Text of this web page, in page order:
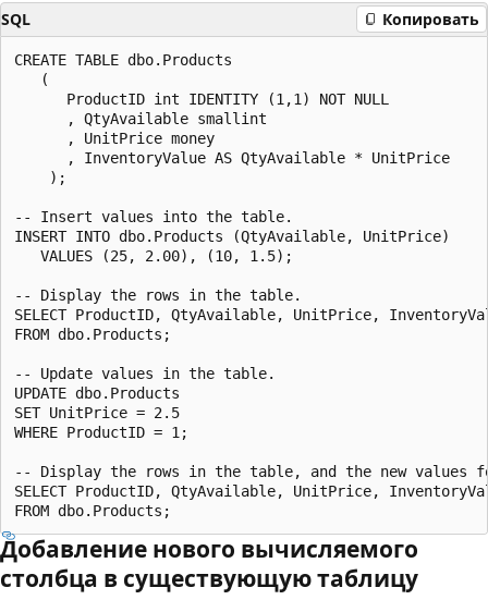
SQL Копировать
CREATE TABLE dbo.Products
   (
      ProductID int IDENTITY (1,1) NOT NULL
      , QtyAvailable smallint
      , UnitPrice money
      , InventoryValue AS QtyAvailable * UnitPrice
    );
-- Insert values into the table.
INSERT INTO dbo.Products (QtyAvailable, UnitPrice)
   VALUES (25, 2.00), (10, 1.5);
-- Display the rows in the table.
SELECT ProductID, QtyAvailable, UnitPrice,
FROM dbo.Products;
-- Update values in the table.
UPDATE dbo.Products
SET UnitPrice = 2.5
WHERE ProductID = 1;
-- Display the rows in the table, and the new values
SELECT ProductID, QtyAvailable, UnitPrice,
Добавление нового вычисляемого
столбца в существующую таблицу